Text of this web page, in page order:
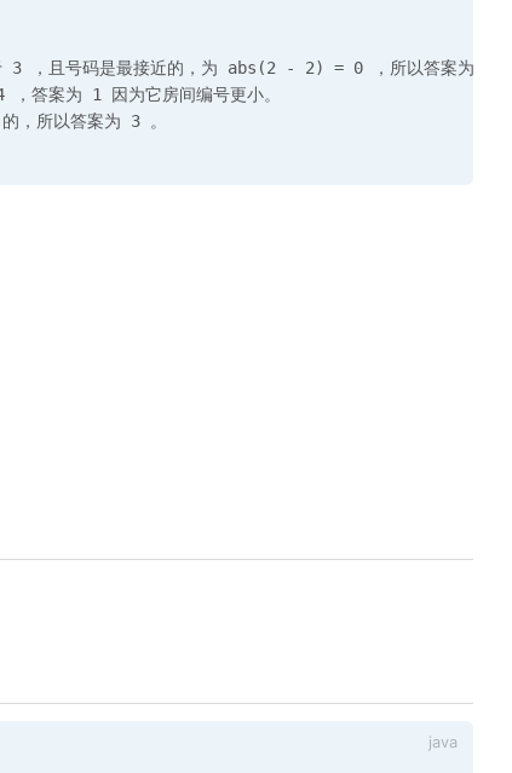
，且号码是最接近的，为 abs(2 - 2) = 0 ，所以答案为 2 。
案为 1 因为它房间编号更小。